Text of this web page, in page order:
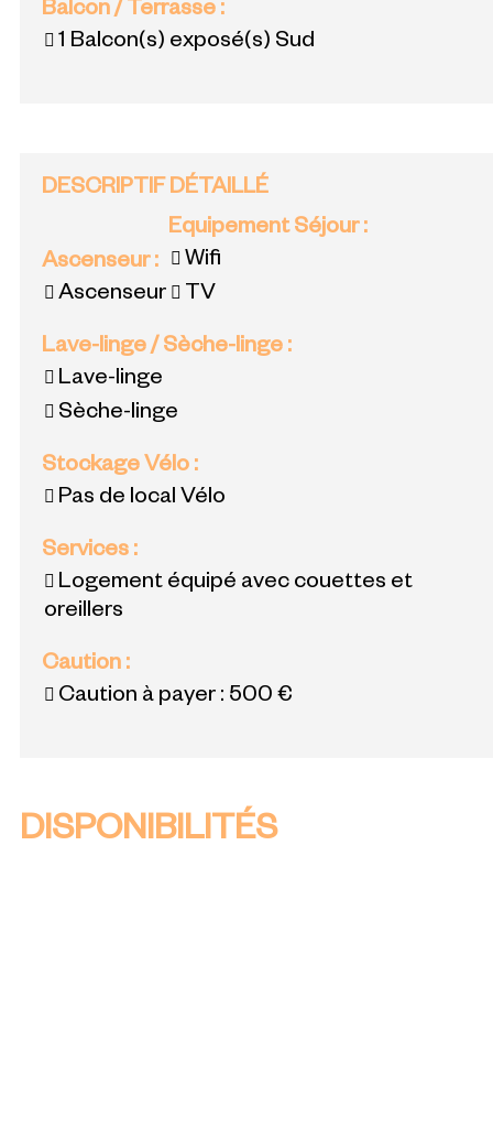
Balcon / Terrasse :
1 Balcon(s) exposé(s) Sud
DESCRIPTIF DÉTAILLÉ
Ascenseur:
Ascenseur
Equipement Séjour:
Wifi
TV
Lave-linge / Sèche-linge :
Lave-linge
Sèche-linge
Stockage Vélo :
Pas de local Vélo
Services :
Logement équipé avec couettes et
oreillers
Caution :
Caution à payer : 500 €
DISPONIBILITÉS